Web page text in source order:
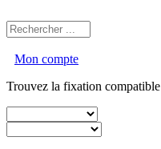
Mon compte
Trouvez la fixation compatible